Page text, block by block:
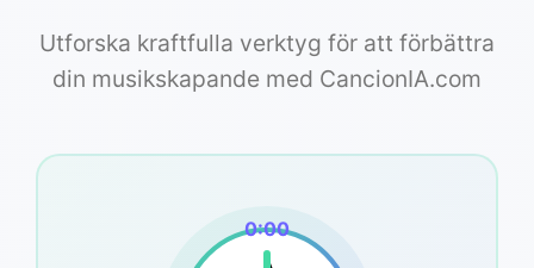
Utforska kraftfulla verktyg för att förbättra
din musikskapande med CancionIA.com
0:00